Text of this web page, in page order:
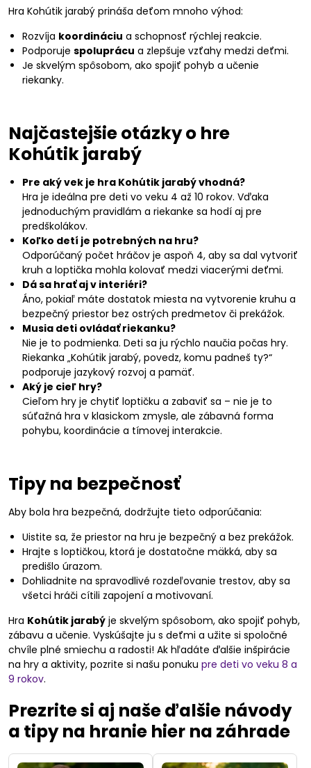
Hra Kohútik jarabý prináša deťom mnoho výhod:
Rozvíja koordináciu a schopnosť rýchlej reakcie.
Podporuje spoluprácu a zlepšuje vzťahy medzi deťmi.
Je skvelým spôsobom, ako spojiť pohyb a učenie
riekanky.
Najčastejšie otázky o hre
Kohútik jarabý
Pre aký vek je hra Kohútik jarabý vhodná?
Hra je ideálna pre deti vo veku 4 až 10 rokov. Vďaka
jednoduchým pravidlám a riekanke sa hodí aj pre
predškolákov.
Koľko detí je potrebných na hru?
Odporúčaný počet hráčov je aspoň 4, aby sa dal vytvoriť
kruh a loptička mohla kolovať medzi viacerými deťmi.
Dá sa hrať aj v interiéri?
Áno, pokiaľ máte dostatok miesta na vytvorenie kruhu a
bezpečný priestor bez ostrých predmetov či prekážok.
Musia deti ovládať riekanku?
Nie je to podmienka. Deti sa ju rýchlo naučia počas hry.
Riekanka „Kohútik jarabý, povedz, komu padneš ty?“
podporuje jazykový rozvoj a pamäť.
Aký je cieľ hry?
Cieľom hry je chytiť loptičku a zabaviť sa – nie je to
súťažná hra v klasickom zmysle, ale zábavná forma
pohybu, koordinácie a tímovej interakcie.
Tipy na bezpečnosť
Aby bola hra bezpečná, dodržujte tieto odporúčania:
Uistite sa, že priestor na hru je bezpečný a bez prekážok.
Hrajte s loptičkou, ktorá je dostatočne mäkká, aby sa
predišlo úrazom.
Dohliadnite na spravodlivé rozdeľovanie trestov, aby sa
všetci hráči cítili zapojení a motivovaní.
Hra Kohútik jarabý je skvelým spôsobom, ako spojiť pohyb,
zábavu a učenie. Vyskúšajte ju s deťmi a užite si spoločné
chvíle plné smiechu a radosti! Ak hľadáte ďalšie inšpirácie
na hry a aktivity, pozrite si našu ponuku pre deti vo veku 8 a
9 rokov.
Prezrite si aj naše ďalšie návody
a tipy na hranie hier na záhrade